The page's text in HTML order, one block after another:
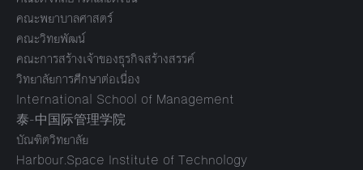
คณะพยาบาลศาสตร์
คณะวิทยพัฒน์
คณะการสร้างเจ้าของธุรกิจสร้างสรรค์
วิทยาลัยการศึกษาต่อเนื่อง
International School of Management
泰-中国际管理学院
บัณฑิตวิทยาลัย
Harbour.Space Institute of Technology